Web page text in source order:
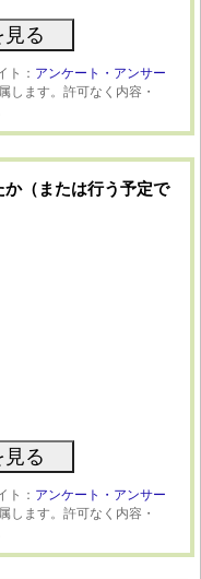
ト： アンケート・アンサー
します。許可なく内容・
（または行う予定で
ト： アンケート・アンサー
します。許可なく内容・